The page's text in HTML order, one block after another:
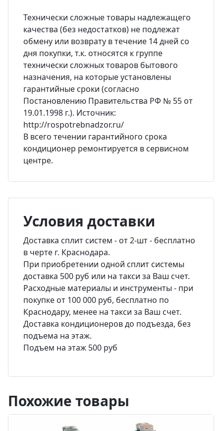
Технически сложные товары надлежащего
качества (без недостатков) не подлежат
обмену или возврату в течение 14 дней со
дня покупки, т.к. относятся к группе
технически сложных товаров бытового
назначения, на которые установлены
гарантийные сроки (согласно
Постановлению Правительства РФ № 55 от
19.01.1998 г.). Источник:
http://rospotrebnadzor.ru/
В всего течении гарантийного срока
кондиционер ремонтируется в сервисном
центре.
Условия доставки
Доставка сплит систем - от 2-шт - бесплатно
в черте г. Краснодара.
При приобретении одной сплит системы
доставка 500 руб или на такси за Ваш счет.
Расходные материалы и инструменты - при
покупке от 100 000 руб, бесплатно по
Краснодару, менее на такси за Ваш счет.
Доставка кондиционеров до подъезда, без
подъема на этаж.
Подъем на этаж 500 руб
Похожие товары